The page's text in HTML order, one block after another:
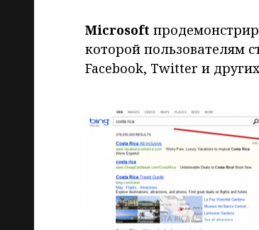
Microsoft
которой пользователям
Facebook, Twitter и